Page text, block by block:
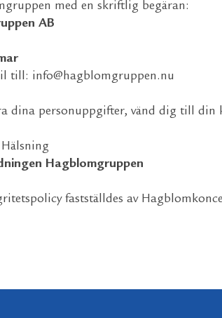
med en skriftlig begäran:
AB
till: info@hagblomgruppen.nu
dina personuppgifter, vänd dig till din
Hagblomgruppen
fastställdes av